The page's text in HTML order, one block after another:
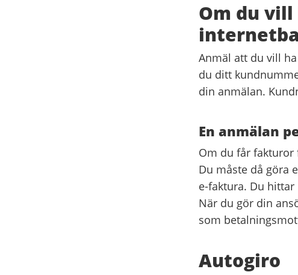
Om du
Anmäl att du vill
du ditt
din anmälan.
En anmälan
Om du får
Du måste då göra
e-faktura. Du
När du gör din
som
Autogiro